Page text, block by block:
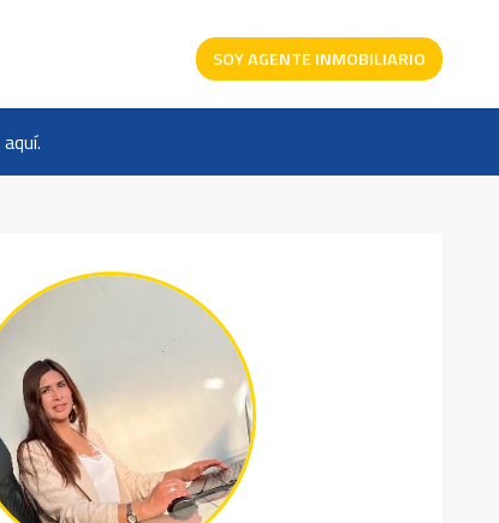
SOY AGENTE INMOBILIARIO
aquí.